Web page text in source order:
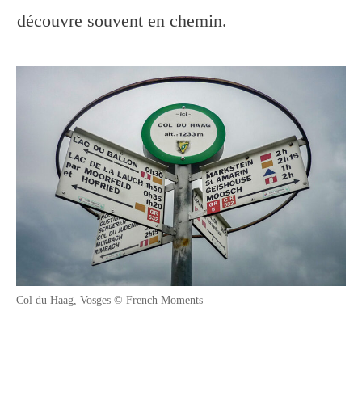
découvre souvent en chemin.
Col du Haag, Vosges © French Moments